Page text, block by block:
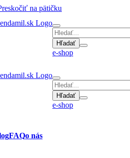
na pätičku
Hľadať
e-shop
Hľadať
e-shop
FAQo nás